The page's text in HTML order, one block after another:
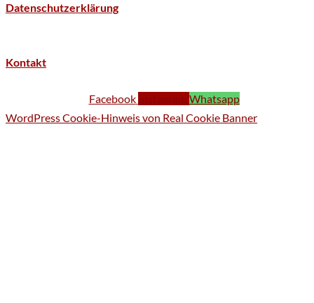
Datenschutzerklärung
Kontakt
Facebook
Whatsapp
WordPress Cookie-Hinweis von Real Cookie Banner